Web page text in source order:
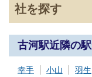
社を探す
古河駅近隣の
幸手 小山 羽生